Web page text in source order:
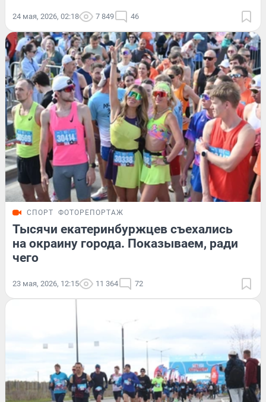
24 мая, 2026, 02:18 7 849 46
СПОРТ ФОТОРЕПОРТАЖ
Тысячи екатеринбуржцев съехались
на окраину города. Показываем, ради
чего
23 мая, 2026, 12:15 11 364 72